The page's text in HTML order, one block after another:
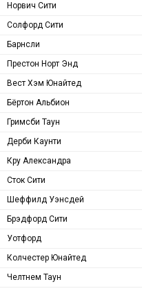
Норвич Сити
Солфорд Сити
Барнсли
Престон Норт Энд
Вест Хэм Юнайтед
Бёртон Альбион
Гримсби Таун
Дерби Каунти
Кру Александра
Сток Сити
Шеффилд Уэнсдей
Брэдфорд Сити
Уотфорд
Колчестер Юнайтед
Челтнем Таун